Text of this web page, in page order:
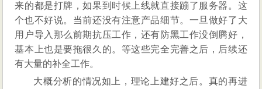
来的都是打牌，如果到时候上线就直接蹦了服务器。这
个也不好说。当前还没有注意产品细节。一旦做好了大
用户导入那么前期抗压工作，还有防黑工作没倒腾好，
基本上也是要拖很久的。等这些完全完善之后，后续还
有大量的补全工作。
大概分析的情况如上，理论上建好之后。真的再进